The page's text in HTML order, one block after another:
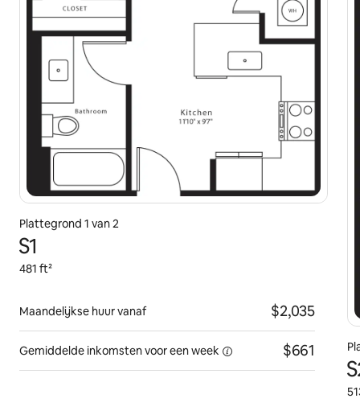
Plattegrond 1 van 2
S1
481 ft²
Maandelijkse huur vanaf $2,035
Gemiddelde inkomsten voor eenweek $661